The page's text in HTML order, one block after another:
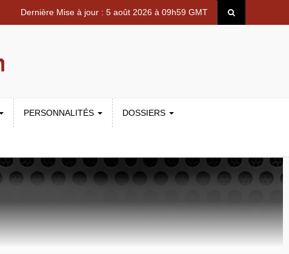
Dernière Mise à jour : 5 août 2026 à 09h59 GMT
PERSONNALITÉS DOSSIERS